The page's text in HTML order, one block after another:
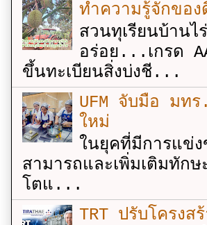
ทำความรู้จักขอ
สวนทุเรียนบ้าน
อร่อย...เกรด
ขึ้นทะเบียนสิ่งบ่งชี...
UFM จับมือ มทร
ใหม่
ในยุคที่มีการแข่
สามารถและเพิ่มเติมทักษ
โตแ...
TRT ปรับโครงส